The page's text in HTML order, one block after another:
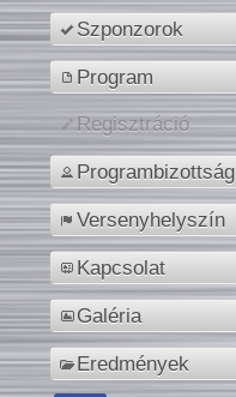
Szponzorok
Program
Regisztráció
Programbizottság
Versenyhelyszín
Kapcsolat
Galéria
Eredmények